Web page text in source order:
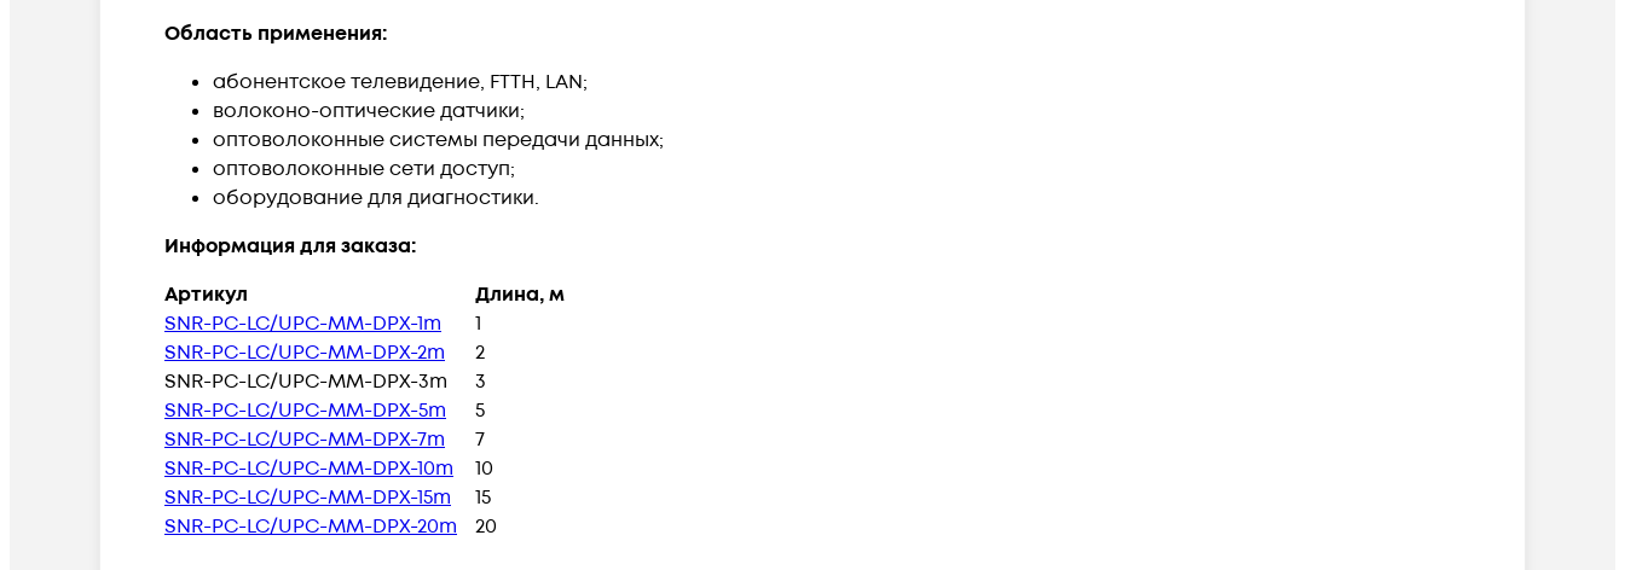
Область применения:
абонентское телевидение, FTTH, LAN;
волоконо-оптические датчики;
оптоволоконные системы передачи данных;
оптоволоконные сети доступ;
оборудование для диагностики.
Информация для заказа:
Артикул
Длина, м
SNR-PC-LC/UPC-MM-DPX-1m
1
SNR-PC-LC/UPC-MM-DPX-2m
2
SNR-PC-LC/UPC-MM-DPX-3m
3
SNR-PC-LC/UPC-MM-DPX-5m
5
SNR-PC-LC/UPC-MM-DPX-7m
7
SNR-PC-LC/UPC-MM-DPX-10m
10
SNR-PC-LC/UPC-MM-DPX-15m
15
SNR-PC-LC/UPC-MM-DPX-20m
20